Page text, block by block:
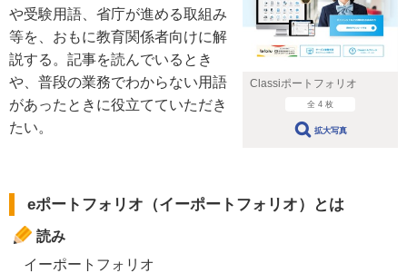
Classiポートフォリオ
全 4 枚
拡大写真
や受験用語、省庁が進める取組み
等を、おもに教育関係者向けに解
説する。記事を読んでいるとき
や、普段の業務でわからない用語
があったときに役立てていただき
たい。
eポートフォリオ（イーポートフォリオ）とは
読み
イーポートフォリオ